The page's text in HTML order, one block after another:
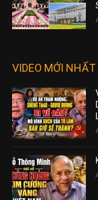
VIDEO MỚI NHẤT